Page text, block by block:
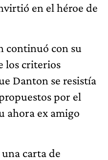
en el héroe de
continuó con su
los criterios
Danton se resistía
por el
ahora ex amigo
una carta de